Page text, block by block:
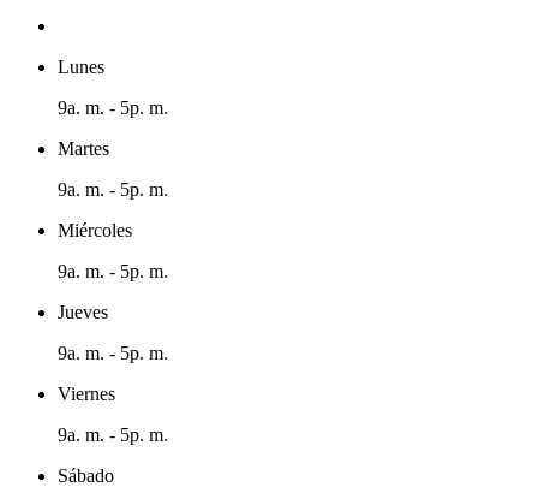
Lunes
9a. m. - 5p. m.
Martes
9a. m. - 5p. m.
Miércoles
9a. m. - 5p. m.
Jueves
9a. m. - 5p. m.
Viernes
9a. m. - 5p. m.
Sábado